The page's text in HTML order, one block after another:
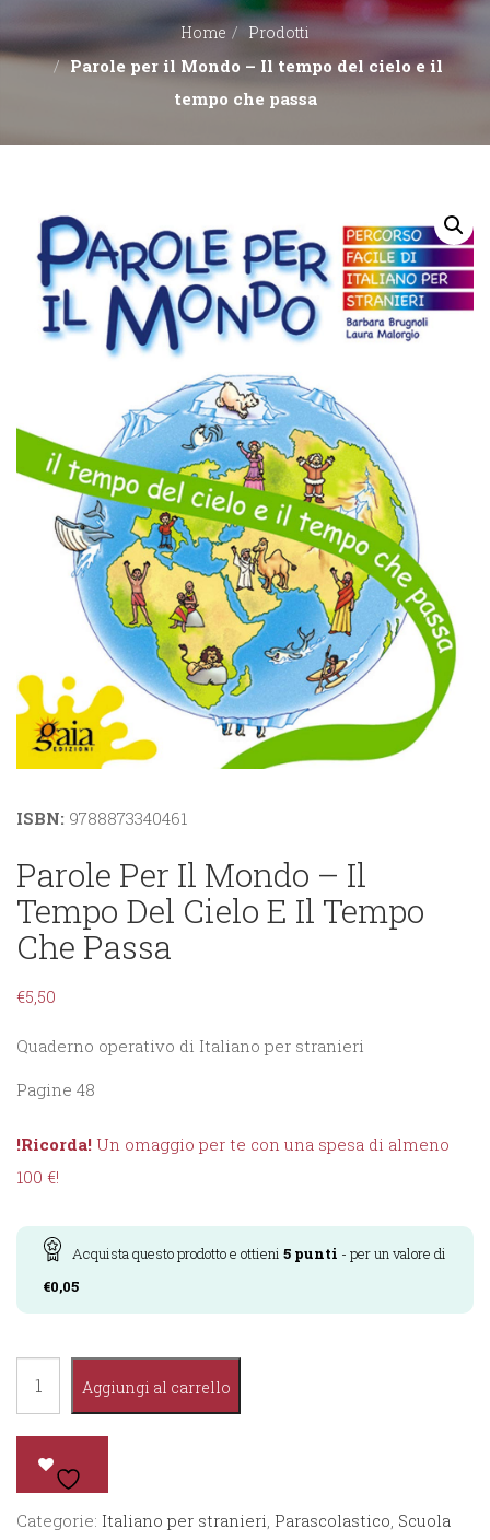
EDITORI
Home Prodotti
Parole per il Mondo – Il tempo del cielo e il
tempo che passa
ISBN: 9788873340461
Parole Per Il Mondo – Il
Tempo Del Cielo E Il Tempo
Che Passa
€5,50
Quaderno operativo di Italiano per stranieri
Pagine 48
!Ricorda! Un omaggio per te con una spesa di almeno
100 €!
Acquista questo prodotto e ottieni 5 punti - per un valore di
€0,05
il
Mondo
Aggiungi al carrello
Categorie: Italiano per stranieri, Parascolastico, Scuola